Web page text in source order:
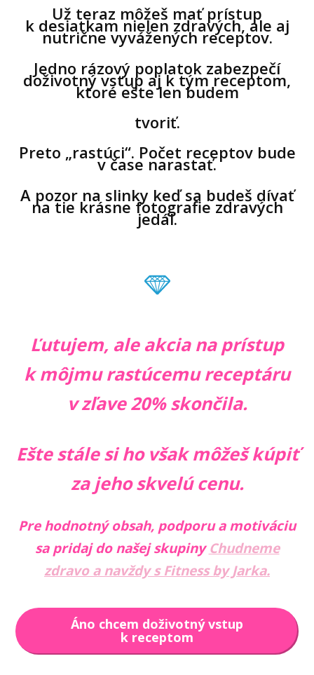
Už teraz môžeš mať prístup
k desiatkam nielen zdravých, ale aj
nutrične vyvážených receptov.
Jedno rázový poplatok zabezpečí
doživotný vstup aj k tým receptom,
ktoré ešte len budem
tvoriť.
Preto „rastúci“. Počet receptov bude
v čase narastať.
A pozor na slinky keď sa budeš dívať
na tie krásne fotografie zdravých
jedál.
Ľutujem, ale akcia na prístup
k môjmu rastúcemu receptáru
v zľave 20% skončila.
Ešte stále si ho však môžeš kúpiť
za jeho skvelú cenu.
Pre hodnotný obsah, podporu a motiváciu
sa pridaj do našej skupinyChudneme
zdravo a navždy s Fitness by Jarka.
Áno chcem doživotný vstup
k receptom